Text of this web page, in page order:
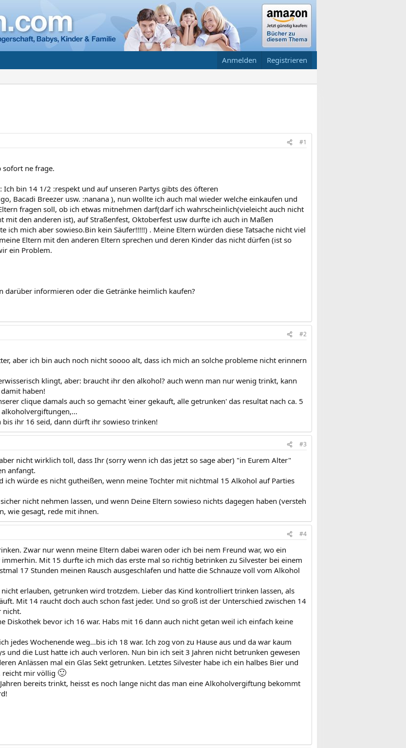
Anmelden Registrieren
#1
sofort ne frage.
Ich bin 14 1/2 :respekt und auf unseren Partys gibts des öfteren
Bacadi Breezer usw. :nanana ), nun wollte ich auch mal wieder welche einkaufen und
fragen soll, ob ich etwas mitnehmen darf(darf ich wahrscheinlich(vieleicht auch nicht
mit den anderen ist), auf Straßenfest, Oktoberfest usw durfte ich auch in Maßen
ich mich aber sowieso.Bin kein Säufer!!!!!) . Meine Eltern würden diese Tatsache nicht viel
Eltern mit den anderen Eltern sprechen und deren Kinder das nicht dürfen (ist so
ein Problem.
darüber informieren oder die Getränke heimlich kaufen?
#2
aber ich bin auch noch nicht soooo alt, dass ich mich an solche probleme nicht erinnern
klingt, aber: braucht ihr den alkohol? auch wenn man nur wenig trinkt, kann
haben!
clique damals auch so gemacht 'einer gekauft, alle getrunken' das resultat nach ca. 5
bis ihr 16 seid, dann dürft ihr sowieso trinken!
#3
nicht wirklich toll, dass Ihr (sorry wenn ich das jetzt so sage aber) "in Eurem Alter"
anfangt.
ich würde es nicht gutheißen, wenn meine Tochter mit nichtmal 15 Alkohol auf Parties
nicht nehmen lassen, und wenn Deine Eltern sowieso nichts dagegen haben (versteh
wie gesagt, rede mit ihnen.
#4
Zwar nur wenn meine Eltern dabei waren oder ich bei nem Freund war, wo ein
immerhin. Mit 15 durfte ich mich das erste mal so richtig betrinken zu Silvester bei einem
17 Stunden meinen Rausch ausgeschlafen und hatte die Schnauze voll vom Alkohol
erlauben, getrunken wird trotzdem. Lieber das Kind kontrolliert trinken lassen, als
Mit 14 raucht doch auch schon fast jeder. Und so groß ist der Unterschied zwischen 14
nicht.
Diskothek bevor ich 16 war. Habs mit 16 dann auch nicht getan weil ich einfach keine
jedes Wochenende weg...bis ich 18 war. Ich zog von zu Hause aus und da war kaum
und die Lust hatte ich auch verloren. Nun bin ich seit 3 Jahren nicht betrunken gewesen
Anlässen mal ein Glas Sekt getrunken. Letztes Silvester habe ich ein halbes Bier und
reicht mir völlig 🙂
bereits trinkt, heisst es noch lange nicht das man eine Alkoholvergiftung bekommt